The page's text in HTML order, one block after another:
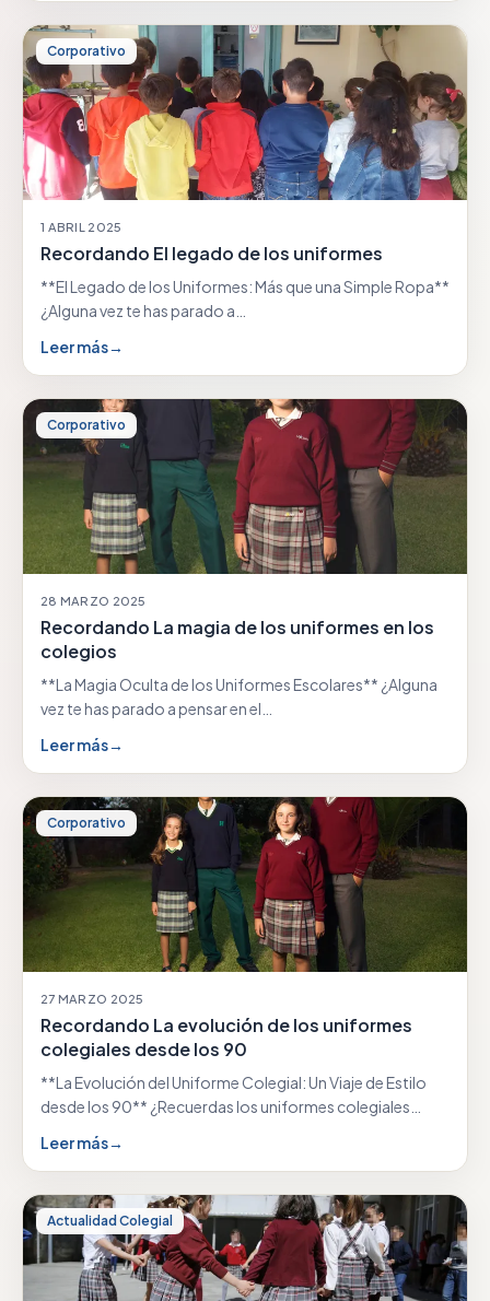
Corporativo
1 ABRIL 2025
Recordando El legado de los uniformes
**El Legado de los Uniformes: Más que una Simple Ropa**
¿Alguna vez te has parado a…
Leer más→
Corporativo
28 MARZO 2025
Recordando La magia de los uniformes en los
colegios
**La Magia Oculta de los Uniformes Escolares** ¿Alguna
vez te has parado a pensar en el…
Leer más→
Corporativo
27 MARZO 2025
Recordando La evolución de los uniformes
colegiales desde los 90
**La Evolución del Uniforme Colegial: Un Viaje de Estilo
desde los 90** ¿Recuerdas los uniformes colegiales…
Leer más→
Actualidad Colegial